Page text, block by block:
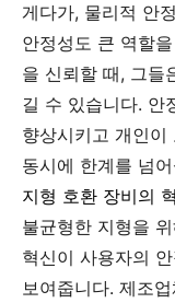
게다가, 물리적 안
안정성도 큰 역할
을 신뢰할 때, 그들
길 수 있습니다. 안
향상시키고 개인
동시에 한계를 넘
지형 호환 장비의
불균형한 지형을
혁신이 사용자의
보여줍니다. 제조